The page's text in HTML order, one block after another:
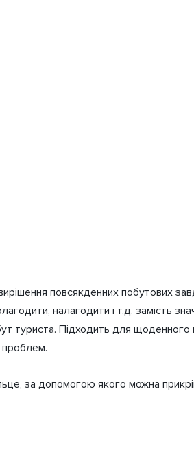
повсякденних побутових
налагодити і т.д. замість
туриста. Підходить для щоденного
проблем.
за допомогою якого можна